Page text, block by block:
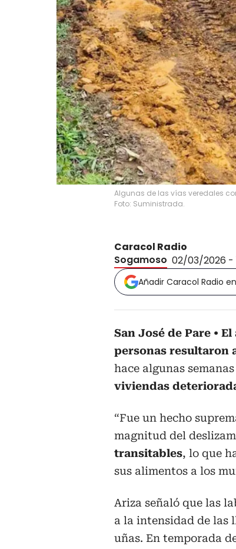
Algunas de las vías veredales
Foto: Suministrada.
Caracol Radio
Sogamoso 02/03/2026 -
Añadir Caracol Radio
San José de Pare El
personas resultaron
hace algunas
viviendas
“Fue un hecho
magnitud del
transitables, lo que
sus alimentos a los
Ariza señaló que las
a la intensidad de las
uñas. En temporada